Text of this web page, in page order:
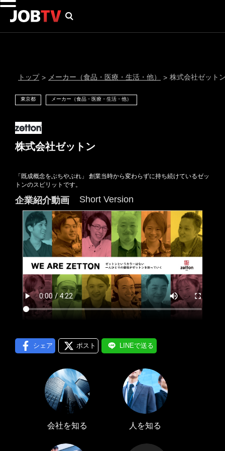
メール通知
LINE通知
トップ > メーカー（食品・医療・生活・他） > 株式会社ゼット
東京都 メーカー（食品・医療・生活・他）
株式会社ゼットン
「既成概念をぶちやぶれ」 創業当時から変わらずに持ち続けているゼッ
トンのスピリットです。
企業紹介動画 Short Version
シェア ポスト LINEで送る
会社を知る 人を知る
にはプロフィール画像のアップロードが必要です
プロフィール編集する ＞
会員登録する ＞
ログインする ＞